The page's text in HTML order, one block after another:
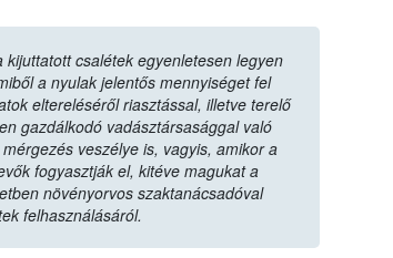
csalétek egyenletesen legyen
a nyulak jelentős mennyiséget fel
eltereléséről riasztással, illetve terelő
gazdálkodó vadásztársasággal való
veszélye is, vagyis, amikor a
fogyasztják el, kitéve magukat a
növényorvos szaktanácsadóval
felhasználásáról.